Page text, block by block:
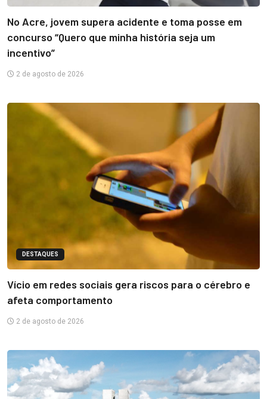
No Acre, jovem supera acidente e toma posse em
concurso “Quero que minha história seja um
incentivo”
2 de agosto de 2026
DESTAQUES
Vício em redes sociais gera riscos para o cérebro e
afeta comportamento
2 de agosto de 2026